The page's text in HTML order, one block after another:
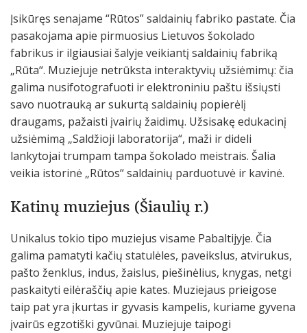
Įsikūręs senajame “Rūtos” saldainių fabriko pastate. Čia
pasakojama apie pirmuosius Lietuvos šokolado
fabrikus ir ilgiausiai šalyje veikiantį saldainių fabriką
„Rūta“. Muziejuje netrūksta interaktyvių užsiėmimų: čia
galima nusifotografuoti ir elektroniniu paštu išsiųsti
savo nuotrauką ar sukurtą saldainių popierėlį
draugams, pažaisti įvairių žaidimų. Užsisakę edukacinį
užsiėmimą „Saldžioji laboratorija“, maži ir dideli
lankytojai trumpam tampa šokolado meistrais. Šalia
veikia istorinė „Rūtos“ saldainių parduotuvė ir kavinė.
Katinų muziejus (Šiaulių r.)
Unikalus tokio tipo muziejus visame Pabaltijyje. Čia
galima pamatyti kačių statulėles, paveikslus, atvirukus,
pašto ženklus, indus, žaislus, piešinėlius, knygas, netgi
paskaityti eilėraščių apie kates. Muziejaus prieigose
taip pat yra įkurtas ir gyvasis kampelis, kuriame gyvena
įvairūs egzotiški gyvūnai. Muziejuje taipogi